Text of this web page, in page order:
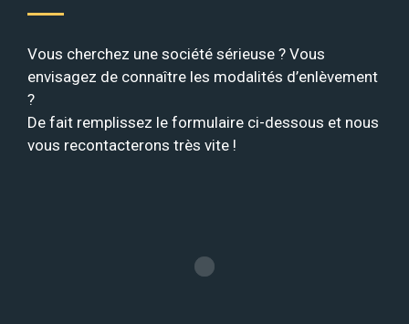
Vous cherchez une société sérieuse ? Vous
envisagez de connaître les modalités d’enlèvement
?
De fait remplissez le formulaire ci-dessous et nous
vous recontacterons très vite !